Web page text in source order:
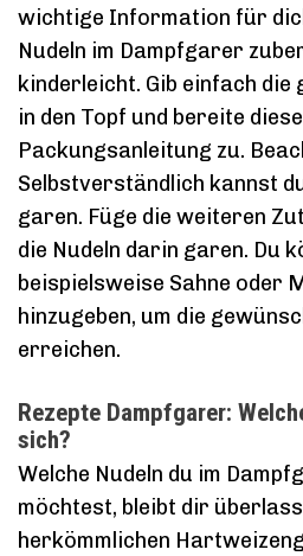
wichtige Information für
Nudeln im Dampfgarer
kinderleicht. Gib einfach die
in den Topf und bereite
Packungsanleitung zu.
Selbstverständlich kannst
garen. Füge die weiteren
die Nudeln darin garen. Du
beispielsweise Sahne oder
hinzugeben, um die
erreichen.
Rezepte Dampfgarer:
sich?
Welche Nudeln du im
möchtest, bleibt dir
herkömmlichen